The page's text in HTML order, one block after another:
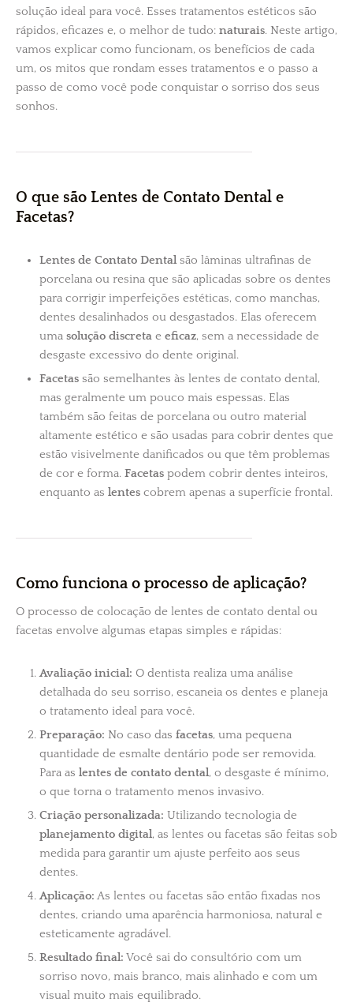
solução ideal para você. Esses tratamentos estéticos são
rápidos, eficazes e, o melhor de tudo: naturais. Neste artigo,
vamos explicar como funcionam, os benefícios de cada
um, os mitos que rondam esses tratamentos e o passo a
passo de como você pode conquistar o sorriso dos seus
sonhos.
O que são Lentes de Contato Dental e
Facetas?
Lentes de Contato Dentalsão lâminas ultrafinas de
porcelana ou resina que são aplicadas sobre os dentes
para corrigir imperfeições estéticas, como manchas,
dentes desalinhados ou desgastados. Elas oferecem
uma solução discreta e eficaz, sem a necessidade de
desgaste excessivo do dente original.
Facetas são semelhantes às lentes de contato dental,
mas geralmente um pouco mais espessas. Elas
também são feitas de porcelana ou outro material
altamente estético e são usadas para cobrir dentes que
estão visivelmente danificados ou que têm problemas
de cor e forma. Facetas podem cobrir dentes inteiros,
enquanto as lentes cobrem apenas a superfície frontal.
Como funciona o processo de aplicação?
O processo de colocação de lentes de contato dental ou
facetas envolve algumas etapas simples e rápidas:
Avaliação inicial: O dentista realiza uma análise
detalhada do seu sorriso, escaneia os dentes e planeja
o tratamento ideal para você.
Preparação: No caso das facetas, uma pequena
quantidade de esmalte dentário pode ser removida.
Para as lentes de contato dental, o desgaste é mínimo,
o que torna o tratamento menos invasivo.
Criação personalizada: Utilizando tecnologia de
planejamento digital, as lentes ou facetas são feitas sob
medida para garantir um ajuste perfeito aos seus
dentes.
Aplicação: As lentes ou facetas são então fixadas nos
dentes, criando uma aparência harmoniosa, natural e
esteticamente agradável.
Resultado final: Você sai do consultório com um
sorriso novo, mais branco, mais alinhado e com um
visual muito mais equilibrado.